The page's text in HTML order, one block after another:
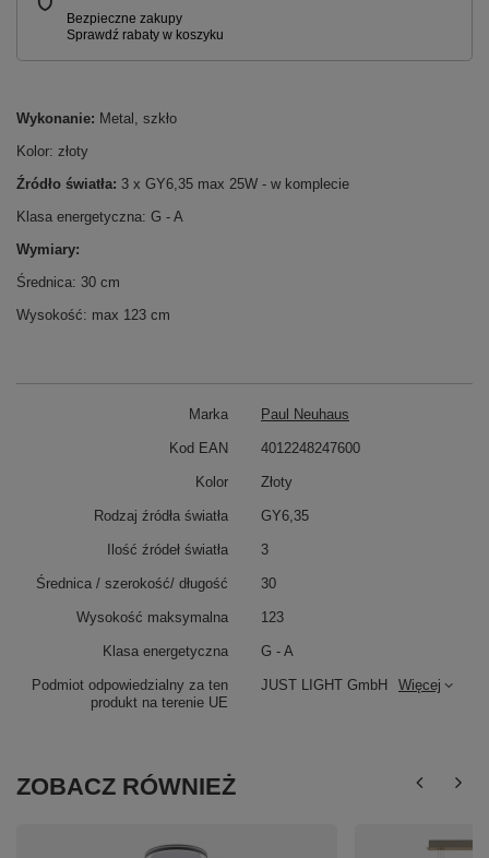
Wykonanie: Metal, szkło
Kolor: złoty
Źródło światła: 3 x GY6,35 max 25W - w komplecie
Klasa energetyczna: G - A
Wymiary:
Średnica: 30 cm
Wysokość: max 123 cm
Marka Paul Neuhaus
Podmiot odpowiedzialny za ten
produkt na terenie UE
JUST LIGHT GmbH Więcej
Kod EAN 4012248247600
Kolor Złoty
Rodzaj źródła światła GY6,35
Ilość źródeł światła 3
Średnica / szerokość/ długość 30
Wysokość maksymalna 123
Klasa energetyczna G - A
ZOBACZ RÓWNIEŻ